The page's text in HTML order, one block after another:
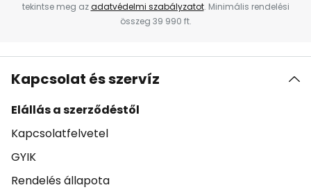
tekintse meg azadatvédelmi szabályzatot. Minimális rendelési
összeg 39 990 ft.
Kapcsolat és szervíz
Elállás a szerződéstől
Kapcsolatfelvetel
GYIK
Rendelés állapota